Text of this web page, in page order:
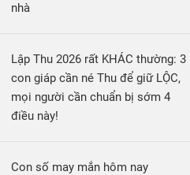
nhà
Lập Thu 2026 rất KHÁC thường: 3
con giáp cần né Thu để giữ LỘC,
mọi người cần chuẩn bị sớm 4
điều này!
Con số may mắn hôm nay